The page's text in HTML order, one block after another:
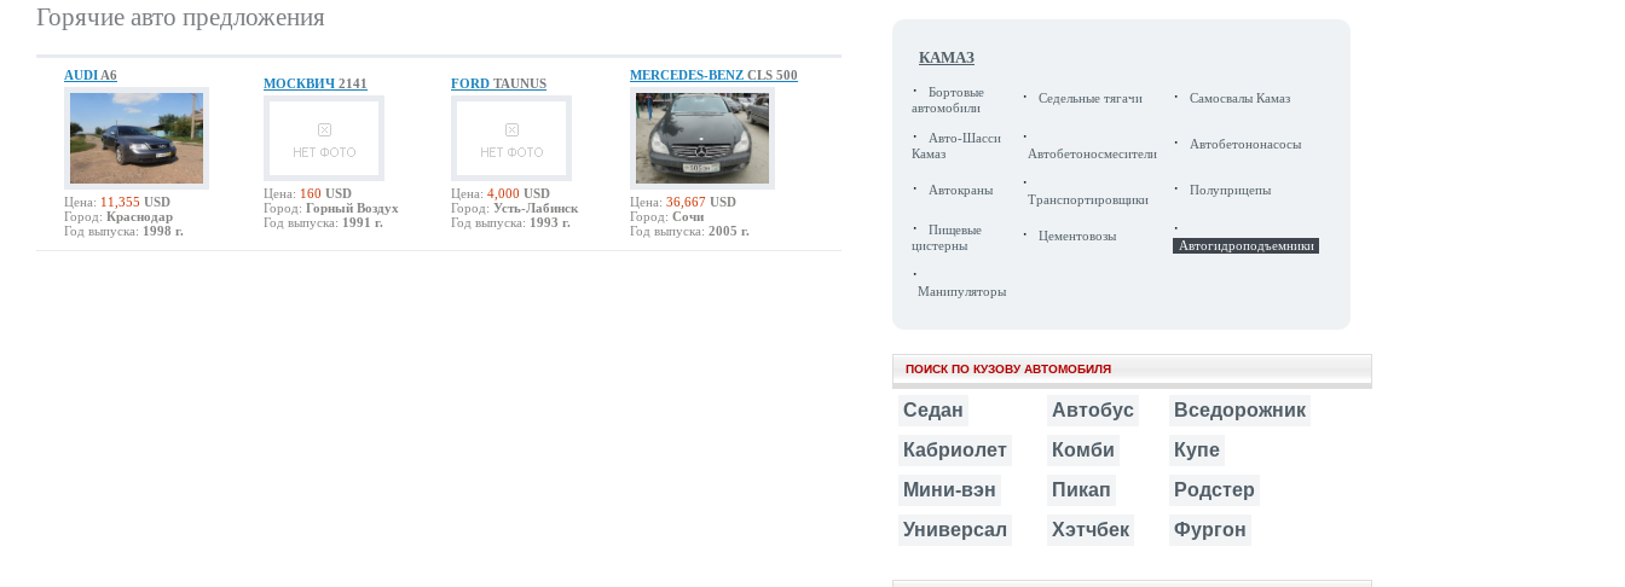
Горячие авто предложения
AUDI A6
Цена: 11,355 USD
Город: Краснодар
Год выпуска: 1998 г.
МОСКВИЧ 2141
Цена: 160 USD
Город: Горный Воздух
Год выпуска: 1991 г.
FORD TAUNUS
Цена: 4,000 USD
Город: Усть-Лабинск
Год выпуска: 1993 г.
MERCEDES-BENZ CLS 500
Цена: 36,667 USD
Город: Сочи
Год выпуска: 2005 г.
КАМАЗ
·
Бортовые
автомобили
· Седельные тягачи · Самосвалы Камаз
·
Авто-Шасси
Камаз
·
Автобетоносмесители
· Автобетононасосы
· Автокраны ·
Транспортировщики
· Полуприцепы
·
Пищевые
цистерны
· Цементовозы ·
Автогидроподъемники
·
Манипуляторы
ПОИСК ПО КУЗОВУ АВТОМОБИЛЯ
Седан Автобус
Вседорожник
Кабриолет
Комби
Купе
Мини-вэн
Пикап
Родстер
Универсал
Хэтчбек Фургон